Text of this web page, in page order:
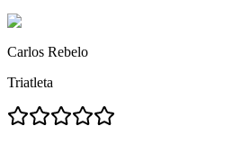
Carlos Rebelo
Triatleta